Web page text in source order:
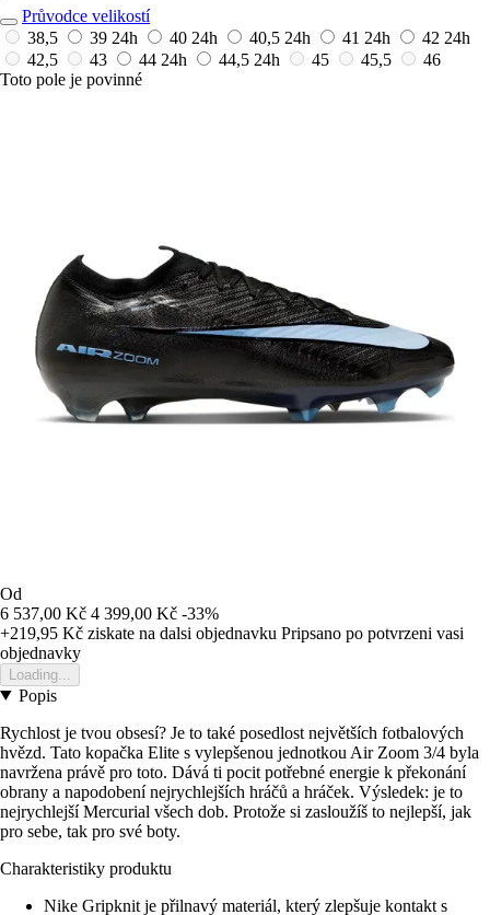
Průvodce velikostí
38,5
39 24h 40 24h 40,5 24h 41 24h 42 24h
42,5
43 44 24h 44,5 24h 45 45,5
46
Toto pole je povinné
Od
6 537,00 Kč 4 399,00 Kč -33%
+219,95 Kč ziskate na dalsi objednavku Pripsano po potvrzeni vasi
objednavky
Loading...
Popis
Rychlost je tvou obsesí? Je to také posedlost největších fotbalových
hvězd. Tato kopačka Elite s vylepšenou jednotkou Air Zoom 3/4 byla
navržena právě pro toto. Dává ti pocit potřebné energie k překonání
obrany a napodobení nejrychlejších hráčů a hráček. Výsledek: je to
nejrychlejší Mercurial všech dob. Protože si zasloužíš to nejlepší, jak
pro sebe, tak pro své boty.
Charakteristiky produktu
Nike Gripknit je přilnavý materiál, který zlepšuje kontakt s